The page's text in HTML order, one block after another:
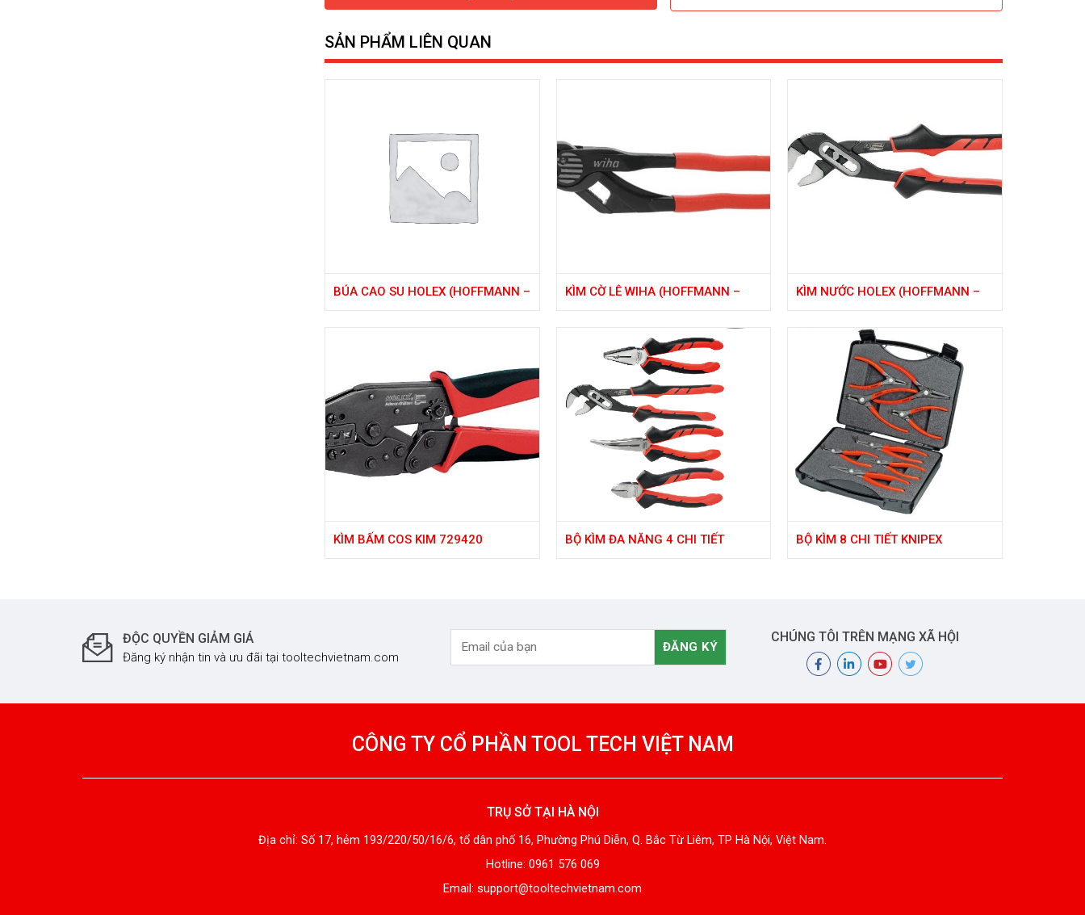
SẢN PHẨM LIÊN QUAN
BÚA CAO SU HOLEX (HOFFMANN –
KÌM CỜ LÊ WIHA (HOFFMANN –
KÌM NƯỚC HOLEX (HOFFMANN –
KÌM BẤM COS KIM 729420
BỘ KÌM ĐA NĂNG 4 CHI TIẾT
BỘ KÌM 8 CHI TIẾT KNIPEX
ĐỘC QUYỀN GIẢM GIÁ
Đăng ký nhận tin và ưu đãi tại tooltechvietnam.com
CHÚNG TÔI TRÊN MẠNG XÃ HỘI
CÔNG TY CỔ PHẦN TOOL TECH VIỆT NAM
TRỤ SỞ TẠI HÀ NỘI
Địa chỉ: Số 17, hẻm 193/220/50/16/6, tổ dân phố 16, Phường Phú Diễn, Q. Bắc Từ Liêm, TP Hà Nội, Việt Nam.
Hotline: 0961 576 069
Email: support@tooltechvietnam.com